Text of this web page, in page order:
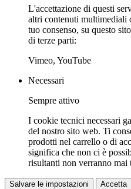
L'accettazione di questi
altri contenuti multimediali
tuo consenso, su questo
di terze parti:
Vimeo, YouTube
Necessari
Sempre attivo
I cookie tecnici necessari
del nostro sito web. Ti
prodotti nel carrello o di
significa che non ci è
risultanti non verranno mai
Salvare le impostazioni Accetta